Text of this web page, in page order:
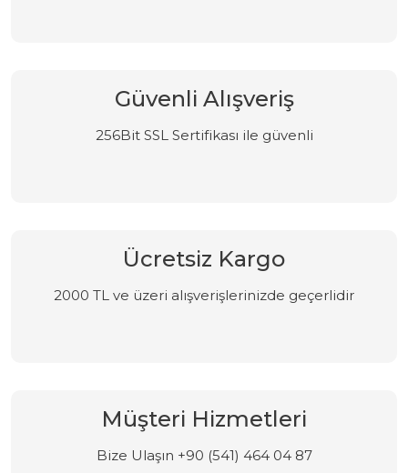
Güvenli Alışveriş
256Bit SSL Sertifikası ile güvenli
Ücretsiz Kargo
2000 TL ve üzeri alışverişlerinizde geçerlidir
Müşteri Hizmetleri
Bize Ulaşın +90 (541) 464 04 87